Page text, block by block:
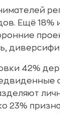
Ещё 18%
42%
23%